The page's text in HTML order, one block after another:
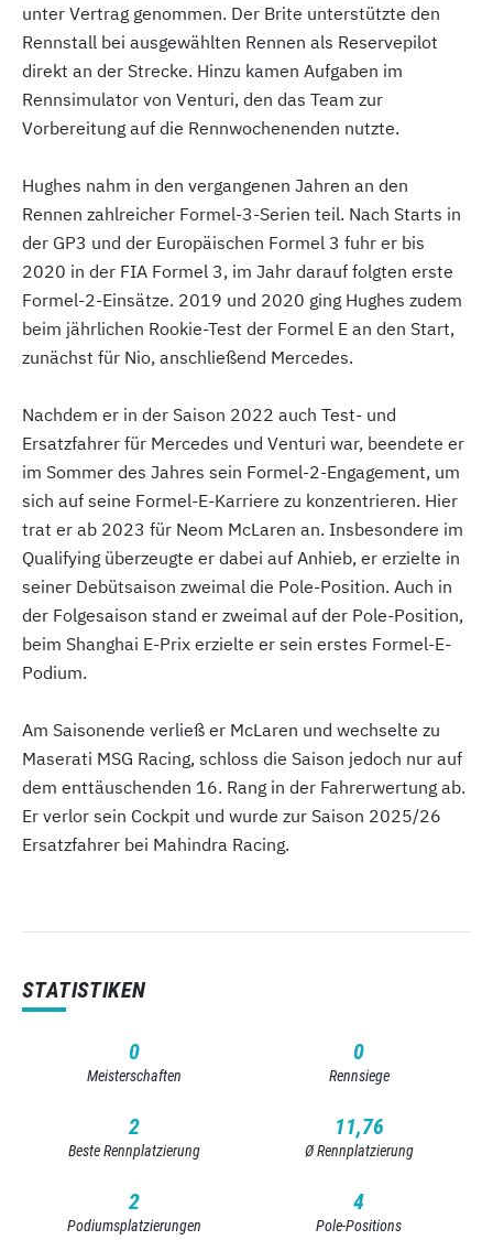
unter Vertrag genommen. Der Brite unterstützte den
Rennstall bei ausgewählten Rennen als Reservepilot
direkt an der Strecke. Hinzu kamen Aufgaben im
Rennsimulator von Venturi, den das Team zur
Vorbereitung auf die Rennwochenenden nutzte.
Hughes nahm in den vergangenen Jahren an den
Rennen zahlreicher Formel-3-Serien teil. Nach Starts in
der GP3 und der Europäischen Formel 3 fuhr er bis
2020 in der FIA Formel 3, im Jahr darauf folgten erste
Formel-2-Einsätze. 2019 und 2020 ging Hughes zudem
beim jährlichen Rookie-Test der Formel E an den Start,
zunächst für Nio, anschließend Mercedes.
Nachdem er in der Saison 2022 auch Test- und
Ersatzfahrer für Mercedes und Venturi war, beendete er
im Sommer des Jahres sein Formel-2-Engagement, um
sich auf seine Formel-E-Karriere zu konzentrieren. Hier
trat er ab 2023 für Neom McLaren an. Insbesondere im
Qualifying überzeugte er dabei auf Anhieb, er erzielte in
seiner Debütsaison zweimal die Pole-Position. Auch in
der Folgesaison stand er zweimal auf der Pole-Position,
beim Shanghai E-Prix erzielte er sein erstes Formel-E-
Podium.
Am Saisonende verließ er McLaren und wechselte zu
Maserati MSG Racing, schloss die Saison jedoch nur auf
dem enttäuschenden 16. Rang in der Fahrerwertung ab.
Er verlor sein Cockpit und wurde zur Saison 2025/26
Ersatzfahrer bei Mahindra Racing.
STATISTIKEN
0
Meisterschaften
0
Rennsiege
2
Beste Rennplatzierung
11,76
Ø Rennplatzierung
2
Podiumsplatzierungen
4
Pole-Positions